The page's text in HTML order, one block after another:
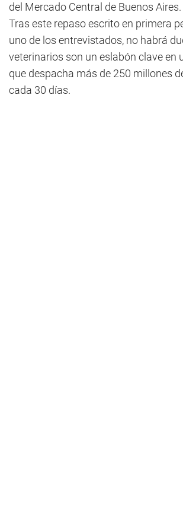
del Mercado Central de Buenos Aires.
Tras este repaso escrito en primera
uno de los entrevistados, no habrá
veterinarios son un eslabón clave en
que despacha más de 250 millones
cada 30 días.